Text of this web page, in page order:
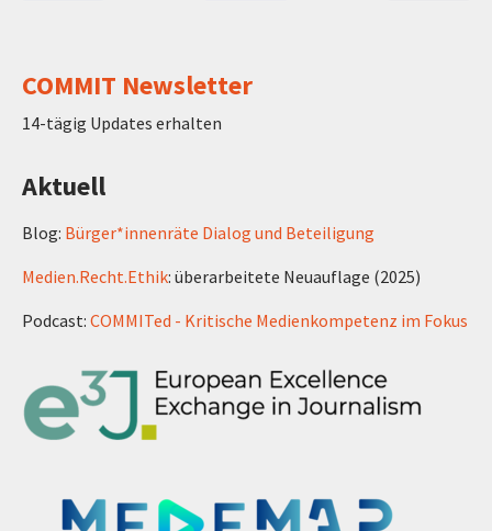
COMMIT Newsletter
14-tägig Updates erhalten
Aktuell
Blog: Bürger*innenräte Dialog und Beteiligung
Medien.Recht.Ethik: überarbeitete Neuauflage (2025)
Podcast: COMMITed - Kritische Medienkompetenz im Fokus